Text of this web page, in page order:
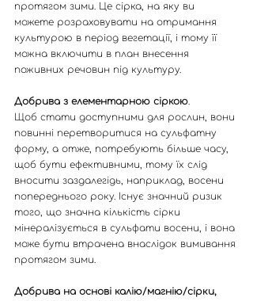
протягом зими. Це сірка, на яку ви
можете розраховувати на отримання
культурою в період вегетації, і тому її
можна включити в план внесення
поживних речовин під культуру.
Добрива з елементарною сіркою.
Щоб стати доступними для рослин, вони
повинні перетворитися на сульфатну
форму, а отже, потребують більше часу,
щоб бути ефективними, тому їх слід
вносити заздалегідь, наприклад, восени
попереднього року. Існує значний ризик
того, що значна кількість сірки
мінералізується в сульфати восени, і вона
може бути втрачена внаслідок вимивання
протягом зими.
Добрива на основі калію/магнію/сірки,